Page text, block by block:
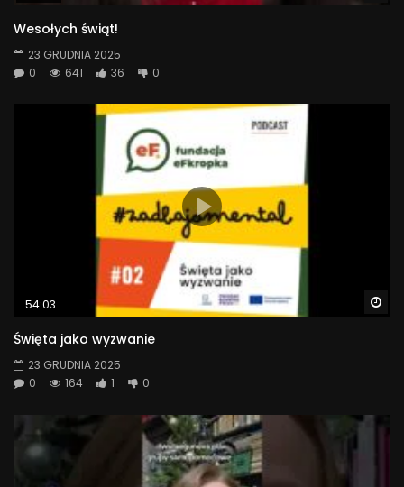
Wesołych świąt!
23 GRUDNIA 2025
0
641 36 0
54:03
Święta jako wyzwanie
23 GRUDNIA 2025
0
164 1 0